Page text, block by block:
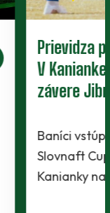
pohára.
v
1. kola
neďalekej
700…